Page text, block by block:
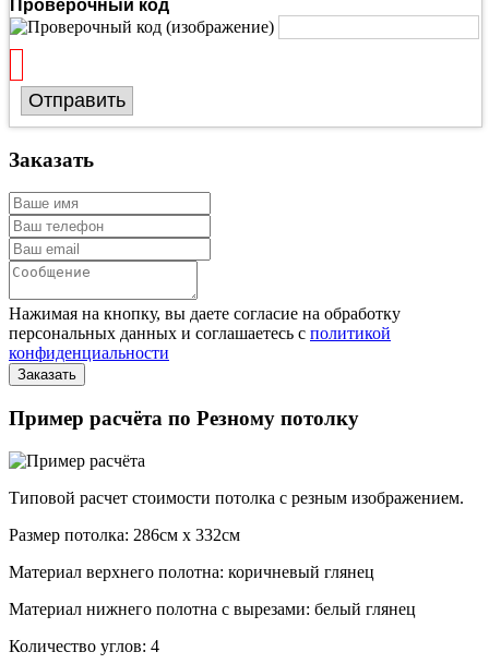
Проверочный код
Отправить
Заказать
Нажимая на кнопку, вы даете согласие на обработку
персональных данных и соглашаетесь с политикой
конфиденциальности
Пример расчёта по Резному потолку
Типовой расчет стоимости потолка с резным изображением.
Размер потолка: 286см x 332см
Материал верхнего полотна: коричневый глянец
Материал нижнего полотна с вырезами: белый глянец
Количество углов: 4